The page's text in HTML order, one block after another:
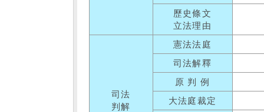
歷史條文
立法理由
司法
判解
憲法法庭
司法解釋
原 判 例
大法庭裁定